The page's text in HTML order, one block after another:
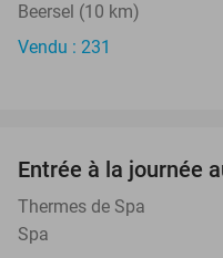
Beersel (10 km)
Vendu : 231
Entrée à la journée
Thermes de Spa
Spa